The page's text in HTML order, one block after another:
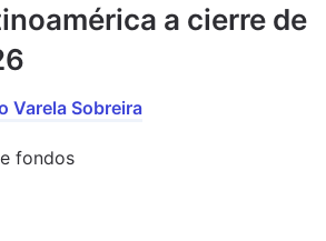
a cierre de
Varela Sobreira
fondos